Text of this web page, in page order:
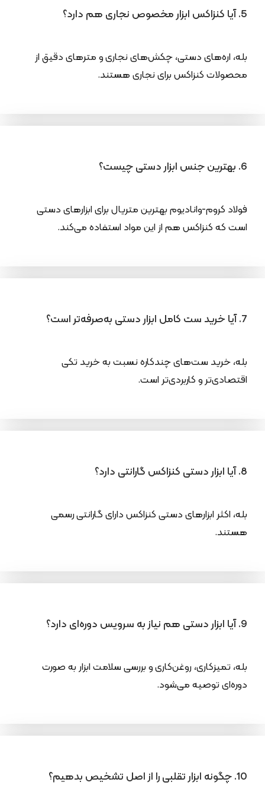
5. آیا کنزاکس ابزار مخصوص نجاری هم دارد؟
بله، اره‌های دستی، چکش‌های نجاری و مترهای دقیق از
محصولات کنزاکس برای نجاری هستند.
6. بهترین جنس ابزار دستی چیست؟
فولاد کروم-وانادیوم بهترین متریال برای ابزارهای دستی
است که کنزاکس هم از این مواد استفاده می‌کند.
7. آیا خرید ست کامل ابزار دستی به‌صرفه‌تر است؟
بله، خرید ست‌های چندکاره نسبت به خرید تکی
اقتصادی‌تر و کاربردی‌تر است.
8. آیا ابزار دستی کنزاکس گارانتی دارد؟
بله، اکثر ابزارهای دستی کنزاکس دارای گارانتی رسمی
هستند.
9. آیا ابزار دستی هم نیاز به سرویس دوره‌ای دارد؟
بله، تمیزکاری، روغن‌کاری و بررسی سلامت ابزار به صورت
دوره‌ای توصیه می‌شود.
10. چگونه ابزار تقلبی را از اصل تشخیص بدهیم؟